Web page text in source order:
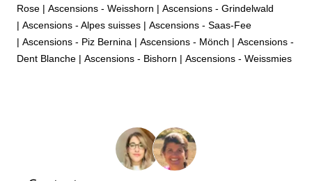
Rose | Ascensions - Weisshorn | Ascensions - Grindelwald
| Ascensions - Alpes suisses | Ascensions - Saas-Fee
| Ascensions - Piz Bernina | Ascensions - Mönch | Ascensions -
Dent Blanche | Ascensions - Bishorn | Ascensions - Weissmies